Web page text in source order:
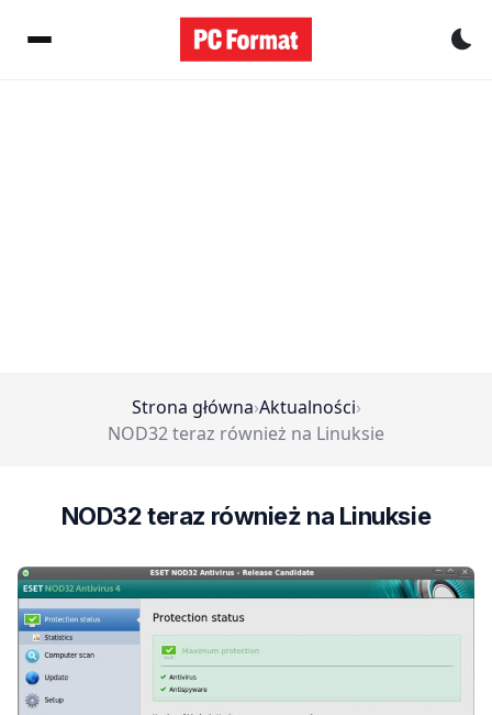
Strona główna›Aktualności›
NOD32 teraz również na Linuksie
NOD32 teraz również na Linuksie